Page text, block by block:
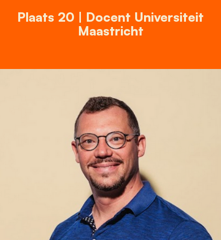
Plaats 20 | Docent Universiteit
Maastricht